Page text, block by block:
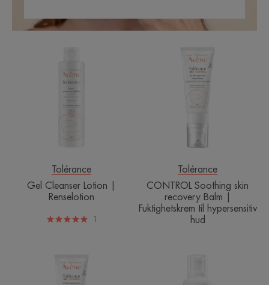
Lotion
|
Renselotion
Tolérance
Gel Cleanser Lotion |
Renselotion
1
Soothing
skin
recovery
til
hud
Tolérance
CONTROL Soothing skin
recovery Balm |
Fuktighetskrem til hypersensitiv
hud
Soothing
skin